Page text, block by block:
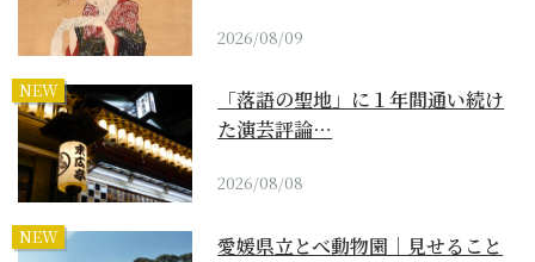
2026/08/09
NEW
「落語の聖地」に１年間通い続け
た演芸評論…
2026/08/08
NEW
愛媛県立とべ動物園｜見せること